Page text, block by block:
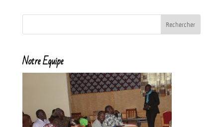
Notre Equipe